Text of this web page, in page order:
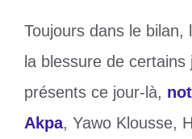
Toujours dans le bilan,
la blessure de certains
présents ce jour-là,
Akpa, Yawo Klousse,